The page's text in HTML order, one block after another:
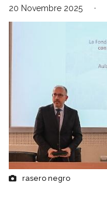
20 Novembre 2025
rasero negro